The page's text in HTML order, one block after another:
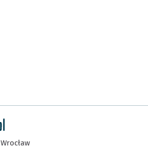
Wrocław